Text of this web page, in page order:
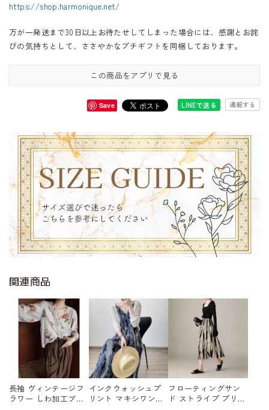
https://shop.harmonique.net/
万が一発送まで30日以上お待たせしてしまった場合には、感謝とお詫
びの気持ちとして、ささやかなプチギフトを同梱しております。
この商品をアプリで見る
Save LINEで送る 通報する
関連商品
長袖 ヴィンテージフ
ラワー しわ加工ブラ
インクウォッシュプ
リント マキシワン
フローティングサン
ド ストライプ プリー